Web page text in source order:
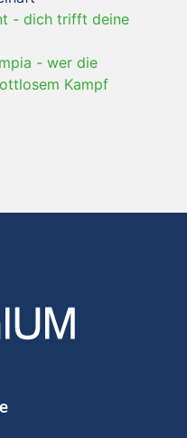
- dich trifft deine
- wer die
Kampf